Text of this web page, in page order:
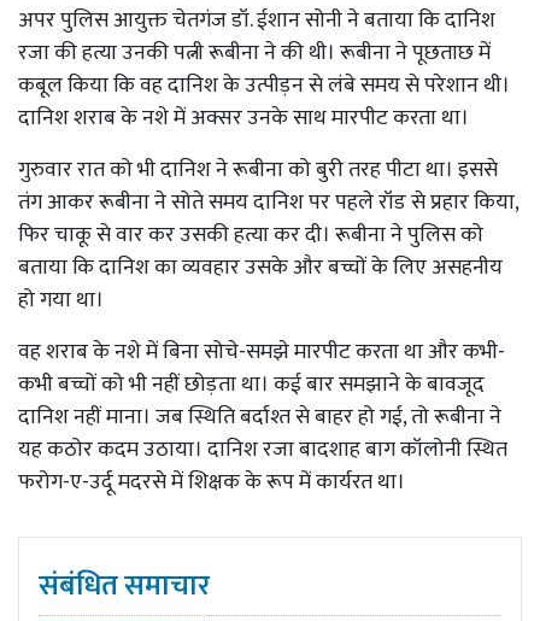
अपर पुलिस आयुक्त चेतगंज डॉ. ईशान सोनी ने बताया कि दानिश
रजा की हत्या उनकी पत्नी रूबीना ने की थी। रूबीना ने पूछताछ में
कबूल किया कि वह दानिश के उत्पीड़न से लंबे समय से परेशान थी।
दानिश शराब के नशे में अक्सर उनके साथ मारपीट करता था।
गुरुवार रात को भी दानिश ने रूबीना को बुरी तरह पीटा था। इससे
तंग आकर रूबीना ने सोते समय दानिश पर पहले रॉड से प्रहार किया,
फिर चाकू से वार कर उसकी हत्या कर दी। रूबीना ने पुलिस को
बताया कि दानिश का व्यवहार उसके और बच्चों के लिए असहनीय
हो गया था।
वह शराब के नशे में बिना सोचे-समझे मारपीट करता था और कभी-
कभी बच्चों को भी नहीं छोड़ता था। कई बार समझाने के बावजूद
दानिश नहीं माना। जब स्थिति बर्दाश्त से बाहर हो गई, तो रूबीना ने
यह कठोर कदम उठाया। दानिश रजा बादशाह बाग कॉलोनी स्थित
फरोग-ए-उर्दू मदरसे में शिक्षक के रूप में कार्यरत था।
संबंधित समाचार